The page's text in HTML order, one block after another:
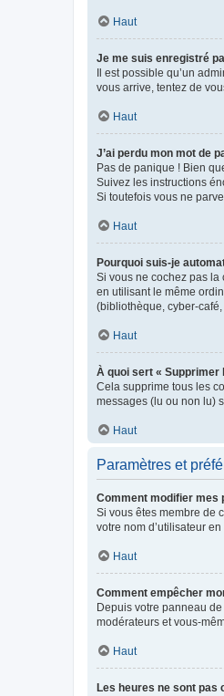
Haut
Je me suis enregistré
Il est possible qu’un
vous arrive, tentez de
Haut
J’ai perdu mon mot de
Pas de panique ! Bien
Suivez les instructions
Si toutefois vous ne
Haut
Pourquoi suis-je
Si vous ne cochez pas la
en utilisant le même
(bibliothèque, cyber-
Haut
À quoi sert « Supprimer
Cela supprime tous les
messages (lu ou non lu)
Haut
Paramètres et
Comment modifier mes
Si vous êtes membre de
votre nom d’utilisateur
Haut
Comment empêcher
Depuis votre panneau de
modérateurs et vous-
Haut
Les heures ne sont pas